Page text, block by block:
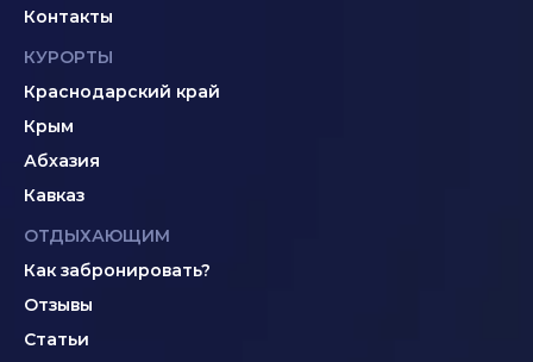
Контакты
КУРОРТЫ
Краснодарский край
Крым
Абхазия
Кавказ
ОТДЫХАЮЩИМ
Как забронировать?
Отзывы
Статьи